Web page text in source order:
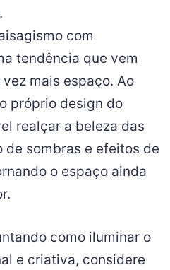
com
tendência que vem
mais espaço. Ao
próprio design do
realçar a beleza das
de sombras e efeitos de
o espaço ainda
como iluminar o
e criativa, considere